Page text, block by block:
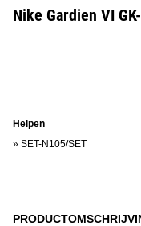
Nike Gardien VI
Helpen
» SET-N105/SET